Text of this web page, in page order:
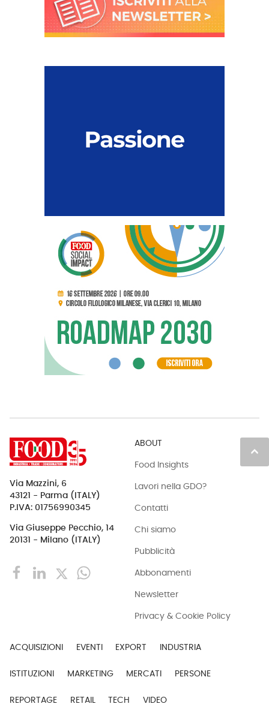
keyboard_arrow_up
Via Mazzini, 6
43121 - Parma (ITALY)
P.IVA: 01756990345
Via Giuseppe Pecchio, 14
20131 - Milano (ITALY)
ABOUT
Food Insights
Lavori nella GDO?
Contatti
Chi siamo
Pubblicità
Abbonamenti
Newsletter
Privacy & Cookie Policy
ACQUISIZIONI EVENTI EXPORT INDUSTRIA
ISTITUZIONI MARKETING MERCATI PERSONE
REPORTAGE RETAIL TECH VIDEO